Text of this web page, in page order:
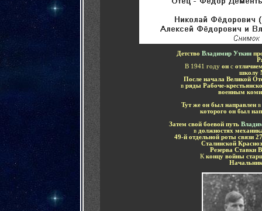
Детство Владимир Уткин
В 1941 году он с
школу
После начала Великой
вряды Рабоче-
военным
Тут же он был направленв
которого он был
Затем свой боевой путь
в должностях
49-й отдельной роты связи
Сталинской
Резерва Ставки
К концу войны